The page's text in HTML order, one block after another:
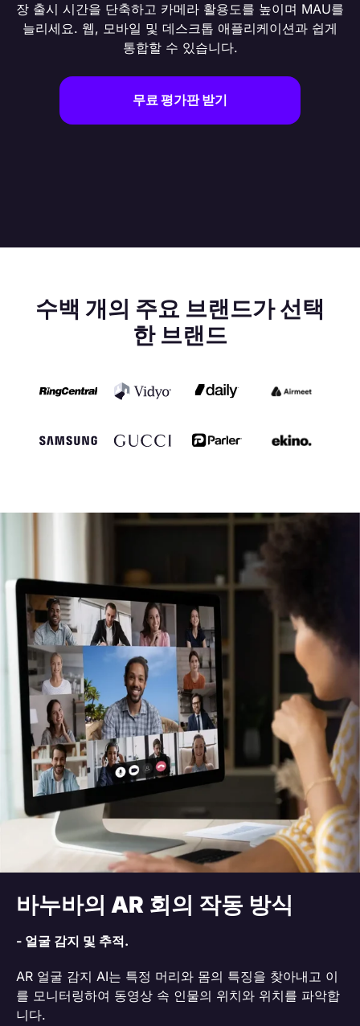
장 출시 시간을 단축하고 카메라 활용도를 높이며 MAU를
늘리세요. 웹, 모바일 및 데스크톱 애플리케이션과 쉽게
통합할 수 있습니다.
무료 평가판 받기
수백 개의 주요 브랜드가 선택
한 브랜드
바누바의 AR 회의 작동 방식
- 얼굴 감지 및 추적.
AR 얼굴 감지 AI는 특정 머리와 몸의 특징을 찾아내고 이
를 모니터링하여 동영상 속 인물의 위치와 위치를 파악합
니다.